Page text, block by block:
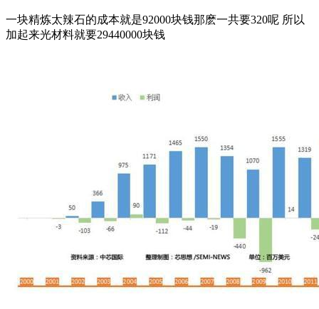
一块精炼太辣石的成本就是92000块钱那麽一共要320呢 所以
加起来光材料就要29440000块钱